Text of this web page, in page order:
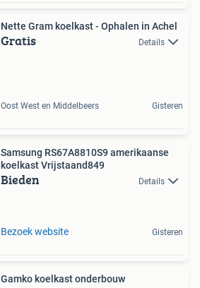
Nette Gram koelkast - Ophalen in Achel
Gratis Details
Oost West en Middelbeers Gisteren
Samsung RS67A8810S9 amerikaanse
koelkast Vrijstaand849
Bieden Details
Bezoek website Gisteren
Gamko koelkast onderbouw